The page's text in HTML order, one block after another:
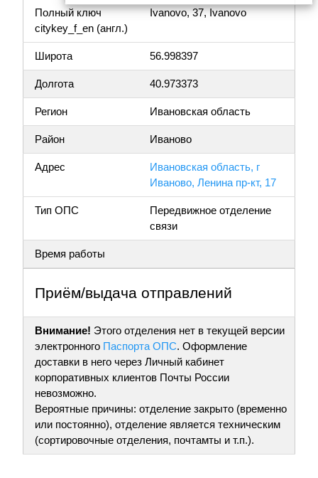
Полный ключ
citykey_f_en (англ.)
Ivanovo, 37, Ivanovo
Широта 56.998397
Долгота 40.973373
Регион Ивановская область
Район Иваново
Адрес
Ивановская область, г
Иваново, Ленина пр-кт, 17
Тип ОПС
Передвижное отделение
связи
Время работы
Приём/выдача отправлений
Внимание! Этого отделения нет в текущей версии
электронного Паспорта ОПС. Оформление
доставки в него через Личный кабинет
корпоративных клиентов Почты России
невозможно.
Вероятные причины: отделение закрыто (временно
или постоянно), отделение является техническим
(сортировочные отделения, почтамты и т.п.).